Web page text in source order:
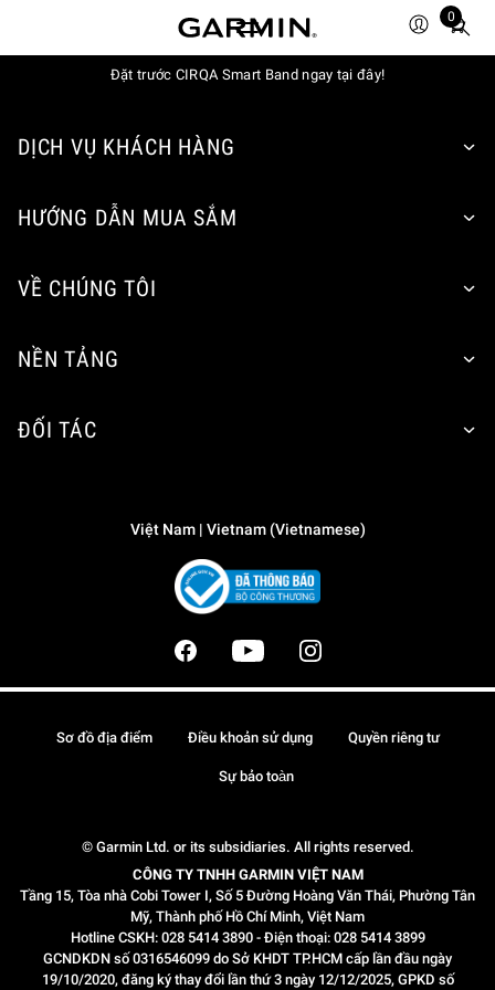
0
Total
Đặt trước CIRQA Smart Band ngay tại đây!
DỊCH VỤ KHÁCH HÀNG
HƯỚNG DẪN MUA SẮM
VỀ CHÚNG TÔI
NỀN TẢNG
ĐỐI TÁC
Việt Nam | Vietnam (Vietnamese)
© Garmin Ltd. or its subsidiaries. All rights reserved.
CÔNG TY TNHH GARMIN VIỆT NAM
Tầng 15, Tòa nhà Cobi Tower I, Số 5 Đường Hoàng Văn Thái, Phường Tân
Mỹ, Thành phố Hồ Chí Minh, Việt Nam
Hotline CSKH: 028 5414 3890 - Điện thoại: 028 5414 3899
GCNDKDN số 0316546099 do Sở KHDT TP.HCM cấp lần đầu ngày
19/10/2020, đăng ký thay đổi lần thứ 3 ngày 12/12/2025, GPKD số
Sơ đồ địa điểm Điều khoản sử dụng Quyền riêng tư
Sự bảo toàn